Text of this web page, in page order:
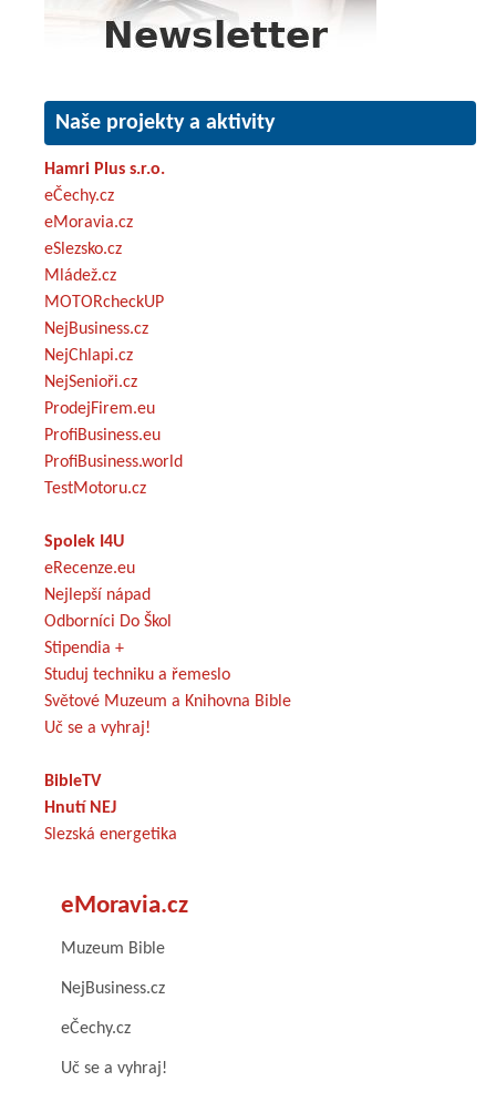
Naše projekty a aktivity
Hamri Plus s.r.o.
eČechy.cz
eMoravia.cz
eSlezsko.cz
Mládež.cz
MOTORcheckUP
NejBusiness.cz
NejChlapi.cz
NejSenioři.cz
ProdejFirem.eu
ProfiBusiness.eu
ProfiBusiness.world
TestMotoru.cz
Spolek I4U
eRecenze.eu
Nejlepší nápad
Odborníci Do Škol
Stipendia +
Studuj techniku a řemeslo
Světové Muzeum a Knihovna Bible
Uč se a vyhraj!
BibleTV
Hnutí NEJ
Slezská energetika
eMoravia.cz
Muzeum Bible
NejBusiness.cz
eČechy.cz
Uč se a vyhraj!